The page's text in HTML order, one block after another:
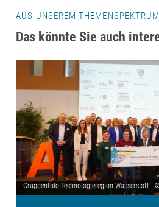
AUS UNSEREM
Das könnte Sie auch